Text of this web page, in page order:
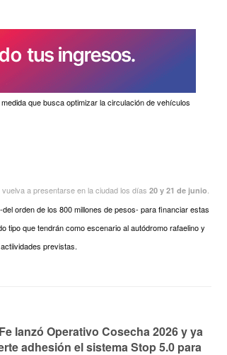
medida que busca optimizar la circulación de vehículos
a presentarse en la ciudad los días 20 y 21 de junio
orden de los 800 millones de pesos- para financiar estas
tipo que tendrán como escenario al autódromo rafaelino y
previstas.
lanzó Operativo Cosecha 2026 y ya
adhesión el sistema Stop 5.0 para